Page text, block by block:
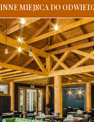
INNE MIEJSCA DO